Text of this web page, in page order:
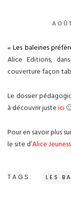
« Les baleines
Alice Editions,
couverture façon
Le dossier
à découvrir justeici
Pour en savoir plus
le site d’Alice
TAGS: LES